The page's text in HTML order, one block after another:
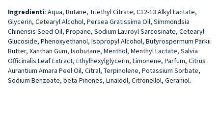
Ingredienti: Aqua, Butane, Triethyl Citrate, C12-13 Alkyl Lactate,
Glycerin, Cetearyl Alcohol, Persea Gratissima Oil, Simmondsia
Chinensis Seed Oil, Propane, Sodium Lauroyl Sarcosinate, Cetearyl
Glucoside, Phenoxyethanol, Isopropyl Alcohol, Butyrospermum Parkii
Butter, Xanthan Gum, Isobutane, Menthol, Menthyl Lactate, Salvia
Officinalis Leaf Extract, Ethylhexylglycerin, Limonene, Parfum, Citrus
Aurantium Amara Peel Oil, Citral, Terpinolene, Potassium Sorbate,
Sodium Benzoate, beta-Pinenes, Linalool, Citronellol, Geraniol.